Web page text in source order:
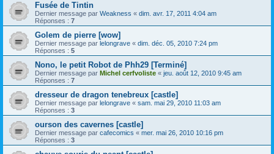
Fusée de Tintin
Dernier message par Weakness « dim. avr. 17, 2011 4:04 am
Réponses : 7
Golem de pierre [wow]
Dernier message par lelongrave « dim. déc. 05, 2010 7:24 pm
Réponses : 5
Nono, le petit Robot de Phh29 [Terminé]
Dernier message par Michel cerfvoliste « jeu. août 12, 2010 9:45 am
Réponses : 7
dresseur de dragon tenebreux [castle]
Dernier message par lelongrave « sam. mai 29, 2010 11:03 am
Réponses : 3
ourson des cavernes [castle]
Dernier message par cafecomics « mer. mai 26, 2010 10:16 pm
Réponses : 3